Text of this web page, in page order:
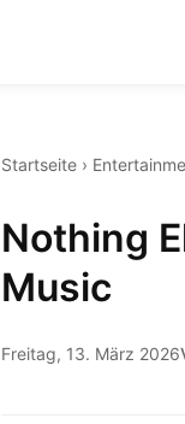
Startseite ›
Nothing
Music
Freitag, 13. März 2026